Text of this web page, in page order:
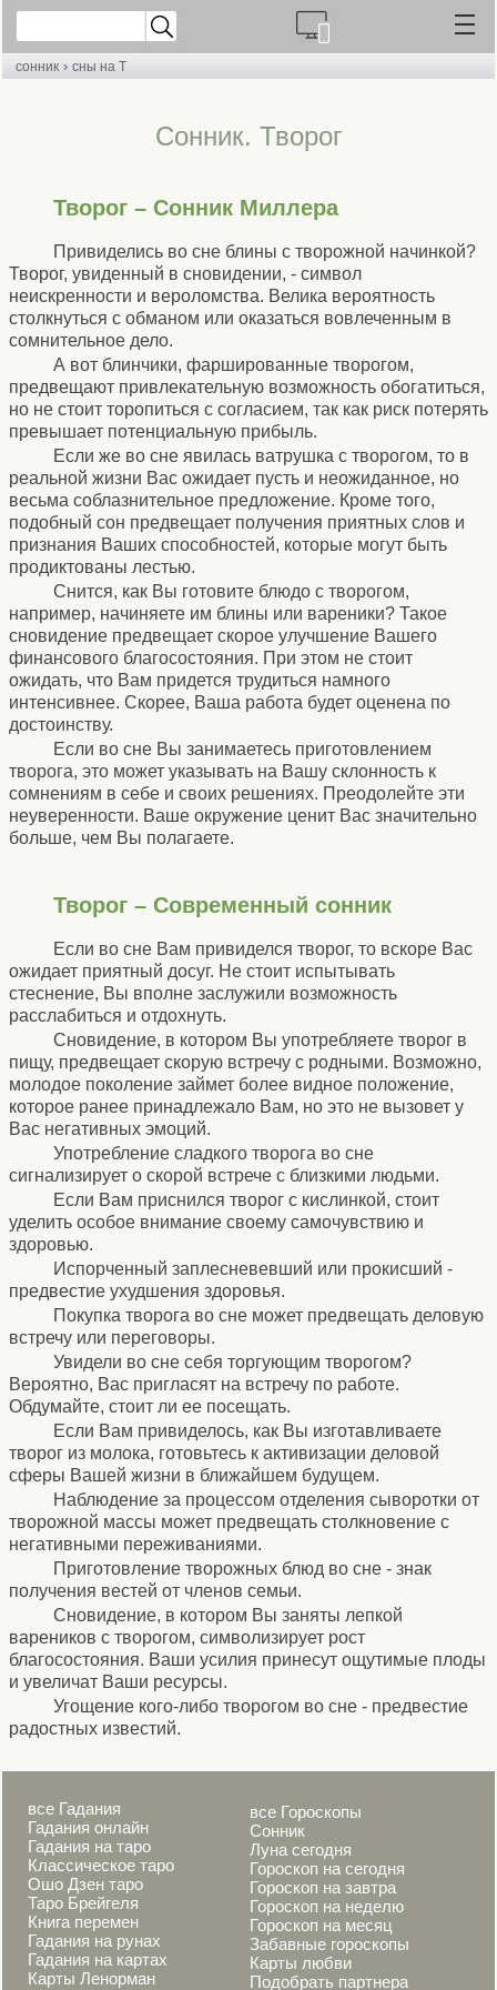
сонник › сны на Т
Cонник. Творог
Творог – Сонник Миллера
Привиделись во сне блины с творожной начинкой?
Творог, увиденный в сновидении, - символ
неискренности и вероломства. Велика вероятность
столкнуться с обманом или оказаться вовлеченным в
сомнительное дело.
А вот блинчики, фаршированные творогом,
предвещают привлекательную возможность обогатиться,
но не стоит торопиться с согласием, так как риск потерять
превышает потенциальную прибыль.
Если же во сне явилась ватрушка с творогом, то в
реальной жизни Вас ожидает пусть и неожиданное, но
весьма соблазнительное предложение. Кроме того,
подобный сон предвещает получения приятных слов и
признания Ваших способностей, которые могут быть
продиктованы лестью.
Снится, как Вы готовите блюдо с творогом,
например, начиняете им блины или вареники? Такое
сновидение предвещает скорое улучшение Вашего
финансового благосостояния. При этом не стоит
ожидать, что Вам придется трудиться намного
интенсивнее. Скорее, Ваша работа будет оценена по
достоинству.
Если во сне Вы занимаетесь приготовлением
творога, это может указывать на Вашу склонность к
сомнениям в себе и своих решениях. Преодолейте эти
неуверенности. Ваше окружение ценит Вас значительно
больше, чем Вы полагаете.
Творог – Современный сонник
Если во сне Вам привиделся творог, то вскоре Вас
ожидает приятный досуг. Не стоит испытывать
стеснение, Вы вполне заслужили возможность
расслабиться и отдохнуть.
Сновидение, в котором Вы употребляете творог в
пищу, предвещает скорую встречу с родными. Возможно,
молодое поколение займет более видное положение,
которое ранее принадлежало Вам, но это не вызовет у
Вас негативных эмоций.
Употребление сладкого творога во сне
сигнализирует о скорой встрече с близкими людьми.
Если Вам приснился творог с кислинкой, стоит
уделить особое внимание своему самочувствию и
здоровью.
Испорченный заплесневевший или прокисший -
предвестие ухудшения здоровья.
Покупка творога во сне может предвещать деловую
встречу или переговоры.
Увидели во сне себя торгующим творогом?
Вероятно, Вас пригласят на встречу по работе.
Обдумайте, стоит ли ее посещать.
Если Вам привиделось, как Вы изготавливаете
творог из молока, готовьтесь к активизации деловой
сферы Вашей жизни в ближайшем будущем.
Наблюдение за процессом отделения сыворотки от
творожной массы может предвещать столкновение с
негативными переживаниями.
Приготовление творожных блюд во сне - знак
получения вестей от членов семьи.
Сновидение, в котором Вы заняты лепкой
вареников с творогом, символизирует рост
благосостояния. Ваши усилия принесут ощутимые плоды
и увеличат Ваши ресурсы.
Угощение кого-либо творогом во сне - предвестие
радостных известий.
все Гадания
Гадания онлайн
Гадания на таро
Классическое таро
Ошо Дзен таро
Таро Брейгеля
Книга перемен
Гадания на рунах
Гадания на картах
Карты Ленорман
все Гороскопы
Сонник
Луна сегодня
Гороскоп на сегодня
Гороскоп на завтра
Гороскоп на неделю
Гороскоп на месяц
Забавные гороскопы
Карты любви
Подобрать партнера